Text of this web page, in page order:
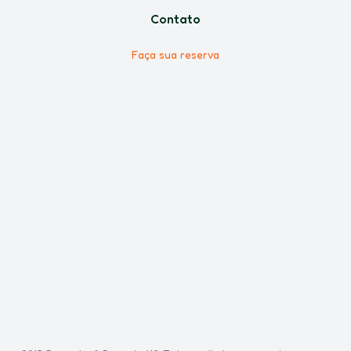
Contato
Faça sua reserva